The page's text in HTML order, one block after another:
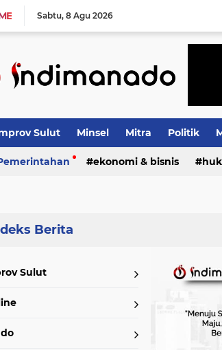
Sabtu 8 Agu 2026
Sulut Minsel Mitra Politik
Advetorial Terpopuler Indeks
ekonomi & bisnis
Sulut